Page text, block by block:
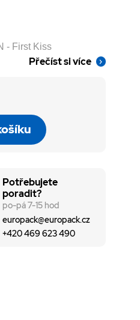
- First Kiss
Přečíst si více
Potřebujete
poradit?
po-pá 7-15 hod
europack@europack.cz
+420 469 623 490